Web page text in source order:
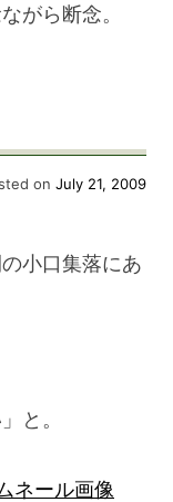
がら断念。
on July 21, 2009
小口集落にあ
と。